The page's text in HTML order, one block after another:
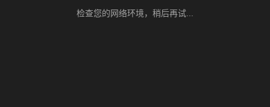
检查您的网络环境，稍后再试...